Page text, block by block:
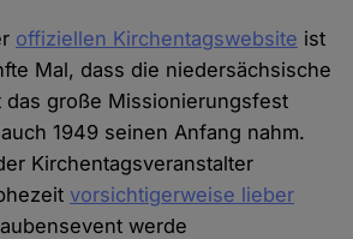
offiziellen Kirchentagswebsite ist
Mal, dass die niedersächsische
das große Missionierungsfest
1949 seinen Anfang nahm.
Kirchentagsveranstalter
vorsichtigerweise lieber
werde